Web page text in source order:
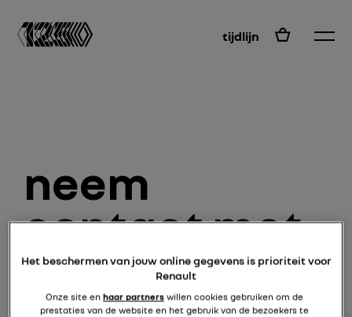
tijdlijn NL
neem
contact met
ons op
Het beschermen van jouw online gegevens is prioriteit voor
Renault
Onze site en haar partners willen cookies gebruiken om de
prestaties van de website en het gebruik van de bezoekers te